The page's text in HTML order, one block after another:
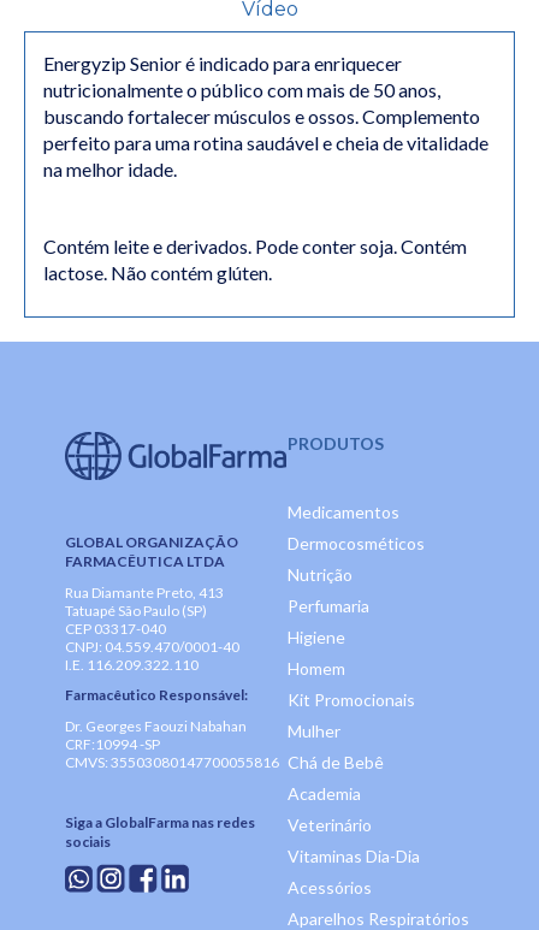
Vídeo
Energyzip Senior é indicado para enriquecer
nutricionalmente o público com mais de 50 anos,
buscando fortalecer músculos e ossos. Complemento
perfeito para uma rotina saudável e cheia de vitalidade
na melhor idade.
Contém leite e derivados. Pode conter soja. Contém
lactose. Não contém glúten.
GLOBAL ORGANIZAÇÃO
FARMACÊUTICA LTDA
Rua Diamante Preto, 413
Tatuapé São Paulo (SP)
CEP 03317-040
CNPJ: 04.559.470/0001-40
I.E. 116.209.322.110
Farmacêutico Responsável:
Dr. Georges Faouzi Nabahan
CRF:10994 -SP
CMVS: 35503080147700055816
Siga a GlobalFarma nas redes
sociais
PRODUTOS
Medicamentos
Dermocosméticos
Nutrição
Perfumaria
Higiene
Homem
Kit Promocionais
Mulher
Chá de Bebê
Academia
Veterinário
Vitaminas Dia-Dia
Acessórios
Aparelhos Respiratórios